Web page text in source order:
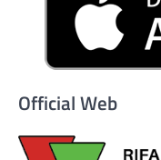
Official Web